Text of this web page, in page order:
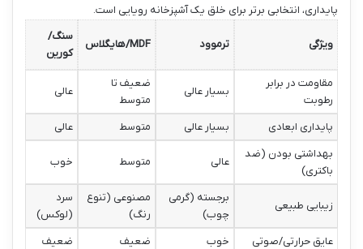
پایداری، انتخابی برتر برای خلق یک آشپزخانه رویایی است.
ویژگی ترموود MDF/هایگلاس
سنگ/
کورین
مقاومت در برابر
رطوبت
بسیار عالی
ضعیف تا
متوسط
عالی
پایداری ابعادی بسیار عالی متوسط
عالی
بهداشتی بودن (ضد
باکتری)
عالی متوسط خوب
زیبایی طبیعی
برجسته (گرمی
چوب)
مصنوعی (تنوع
رنگ)
سرد
(لوکس)
عایق حرارتی/صوتی
خوب ضعیف
ضعیف